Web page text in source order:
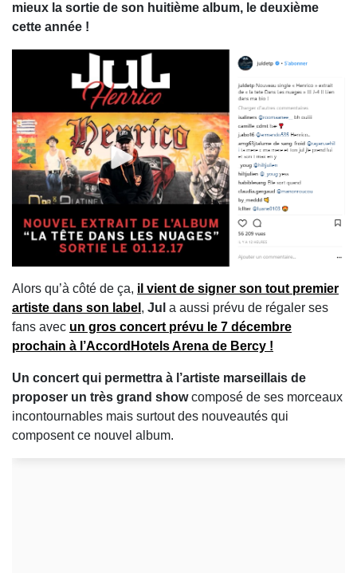
mieux la sortie de son huitième album, le deuxième
cette année !
Alors qu’à côté de ça, il vient de signer son tout premier
artiste dans son label , Jul a aussi prévu de régaler ses
fans avec un gros concert prévu le 7 décembre
prochain à l’AccordHotels Arena de Bercy !
Un concert qui permettra à l’artiste marseillais de
proposer un très grand showcomposé de ses morceaux
incontournables mais surtout des nouveautés qui
composent ce nouvel album.